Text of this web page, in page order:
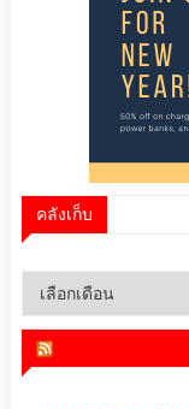
คลังเก็บ
คลัง